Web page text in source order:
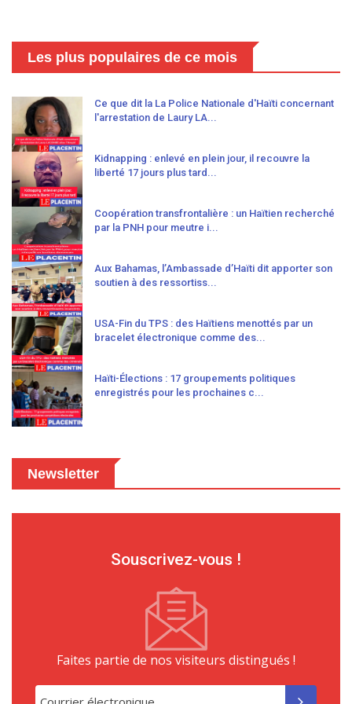
Les plus populaires de ce mois
Ce que dit la La Police Nationale d'Haïti concernant
l'arrestation de Laury LA...
Kidnapping : enlevé en plein jour, il recouvre la
liberté 17 jours plus tard...
Coopération transfrontalière : un Haïtien recherché
par la PNH pour meutre i...
Aux Bahamas, l’Ambassade d’Haïti dit apporter son
soutien à des ressortiss...
USA-Fin du TPS : des Haïtiens menottés par un
bracelet électronique comme des...
Haïti-Élections : 17 groupements politiques
enregistrés pour les prochaines c...
Newsletter
Souscrivez-vous !
Faites partie de nos visiteurs distingués !